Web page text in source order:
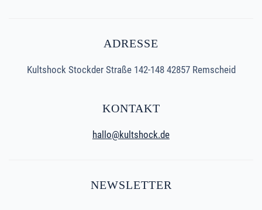
ADRESSE
Kultshock Stockder Straße 142-148 42857 Remscheid
KONTAKT
hallo@kultshock.de
NEWSLETTER